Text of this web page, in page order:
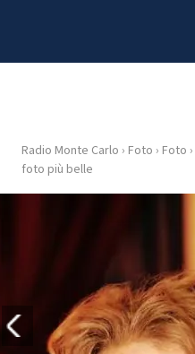
HOME
PLAYLIST
Radio Monte Carlo › Foto › Foto ›
foto più belle